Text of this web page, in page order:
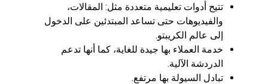
تتيح أدوات تعليمية متعددة مثل: المقالات،
والفيديوهات حتى تساعد المبتدئين على الدخول
إلى عالم الكريبتو.
خدمة العملاء بها جيدة للغاية، كما أنها تدعم
الدردشة الآلية.
تبادل السيولة بها مرتفع.